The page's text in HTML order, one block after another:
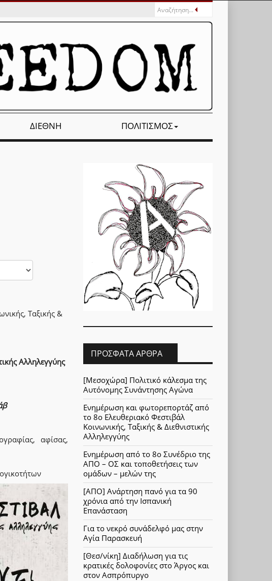
ΔΙΕΘΝΉ ΠΟΛΙΤΙΣΜΌΣ
Ταξικής &
Αλληλεγγύης
αφίσας,
ΠΡΌΣΦΑΤΑ ΆΡΘΡΑ
[Μεσοχώρα] Πολιτικό κάλεσμα της
Αυτόνομης Συνάντησης Αγώνα
Ενημέρωση και φωτορεπορτάζ από
το 8ο Ελευθεριακό Φεστιβάλ
Κοινωνικής, Ταξικής & Διεθνιστικής
Αλληλεγγύης
Ενημέρωση από το 8ο Συνέδριο της
ΑΠΟ – ΟΣ και τοποθετήσεις των
ομάδων – μελών της
[ΑΠΟ] Ανάρτηση πανό για τα 90
χρόνια από την Ισπανική
Επανάσταση
Για το νεκρό συνάδελφό μας στην
Αγία Παρασκευή
[Θεσ/νίκη] Διαδήλωση για τις
κρατικές δολοφονίες στο Άργος και
στον Ασπρόπυργο